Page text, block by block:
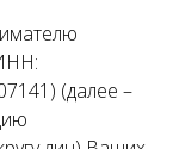
(далее –